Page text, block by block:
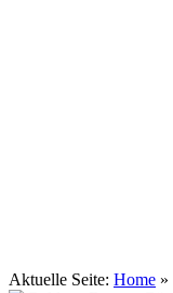
Aktuelle Seite: Home »